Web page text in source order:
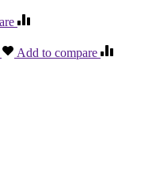
Add to compare